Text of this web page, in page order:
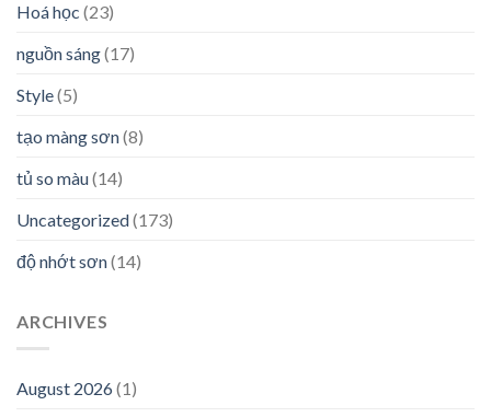
Hoá học (23)
nguồn sáng(17)
Style(5)
tạo màng sơn(8)
tủ so màu(14)
Uncategorized(173)
độ nhớt sơn(14)
ARCHIVES
August 2026(1)